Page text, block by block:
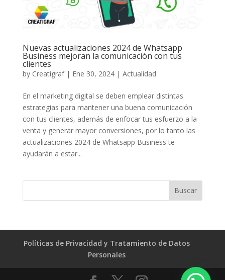
Nuevas actualizaciones 2024 de Whatsapp
Business mejoran la comunicación con tus
clientes
by Creatigraf| Ene 30, 2024| Actualidad
En el marketing digital se deben emplear distintas
estrategias para mantener una buena comunicación
con tus clientes, además de enfocar tus esfuerzo a la
venta y generar mayor conversiones, por lo tanto las
actualizaciones 2024 de Whatsapp Business te
ayudarán a estar...
Políticas de Privacidad y Tratamiento de Datos
Personales